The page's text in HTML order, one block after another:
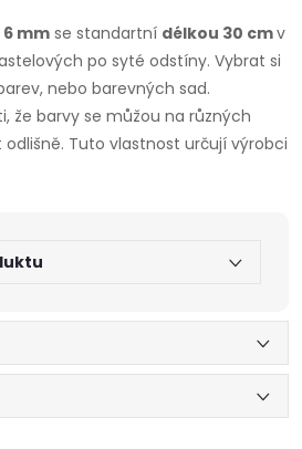
mm se standartní délkou 30 cmv
po syté odstíny. Vybrat si
nebo barevných sad.
že barvy se můžou na různých
Tuto vlastnost určují výrobci